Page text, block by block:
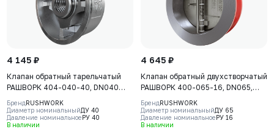
4 145 ₽
Клапан обратный тарельчатый
РАШВОРК 404-040-40, DN040
PN40, PN40, корпус - CF8M, диск -
CF8M, уплотнение - CF8M, М/Ф
БрендRUSHWORK
Диаметр номинальныйДУ 40
Давление номинальноеРУ 40
В наличии
4 645 ₽
Клапан обратный двухстворчатый
РАШВОРК 400-065-16, DN065,
PN16, корпус - GJL-250 (GG25),
пластины - AISI316 (CF8M),
уплотнение - EPDM, М/Ф
БрендRUSHWORK
Диаметр номинальныйДУ 65
Давление номинальноеРУ 16
В наличии